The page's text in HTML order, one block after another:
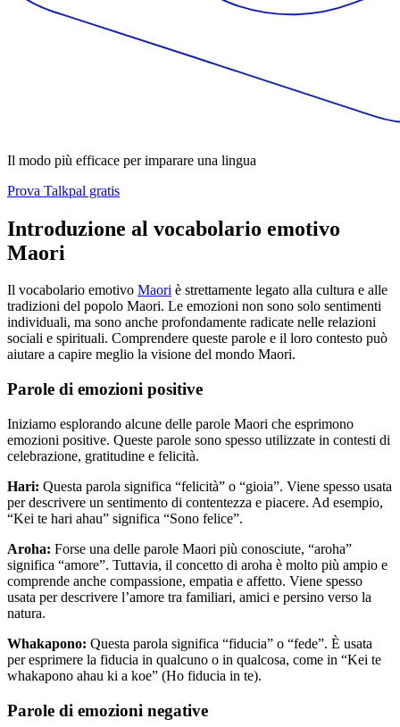
Il modo più efficace per imparare una lingua
Prova Talkpal gratis
Introduzione al vocabolario emotivo
Maori
Il vocabolario emotivo Maori è strettamente legato alla cultura e alle
tradizioni del popolo Maori. Le emozioni non sono solo sentimenti
individuali, ma sono anche profondamente radicate nelle relazioni
sociali e spirituali. Comprendere queste parole e il loro contesto può
aiutare a capire meglio la visione del mondo Maori.
Parole di emozioni positive
Iniziamo esplorando alcune delle parole Maori che esprimono
emozioni positive. Queste parole sono spesso utilizzate in contesti di
celebrazione, gratitudine e felicità.
Hari: Questa parola significa “felicità” o “gioia”. Viene spesso usata
per descrivere un sentimento di contentezza e piacere. Ad esempio,
“Kei te hari ahau” significa “Sono felice”.
Aroha: Forse una delle parole Maori più conosciute, “aroha”
significa “amore”. Tuttavia, il concetto di aroha è molto più ampio e
comprende anche compassione, empatia e affetto. Viene spesso
usata per descrivere l’amore tra familiari, amici e persino verso la
natura.
Whakapono: Questa parola significa “fiducia” o “fede”. È usata
per esprimere la fiducia in qualcuno o in qualcosa, come in “Kei te
whakapono ahau ki a koe” (Ho fiducia in te).
Parole di emozioni negative